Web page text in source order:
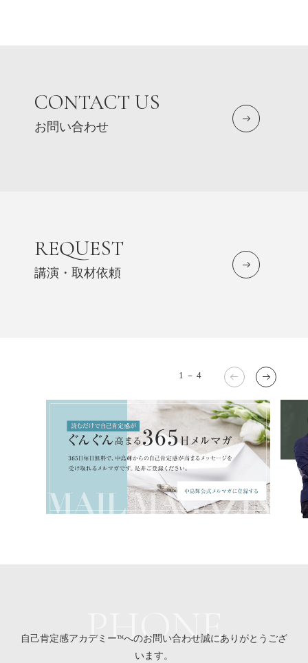
CONTACT US
お問い合わせ
REQUEST
講演・取材依頼
1 －4
PHONE
自己肯定感アカデミー™へのお問い合わせ誠にありがとうござ
います。